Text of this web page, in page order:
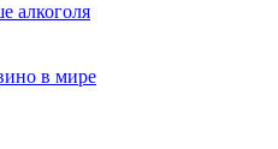
алкоголя
в мире